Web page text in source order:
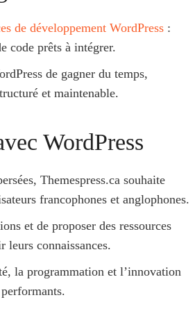
de développement WordPress :
code prêts à intégrer.
de gagner du temps,
et maintenable.
WordPress
Themespress.ca souhaite
francophones et anglophones.
et de proposer des ressources
leurs connaissances.
la programmation et l’innovation